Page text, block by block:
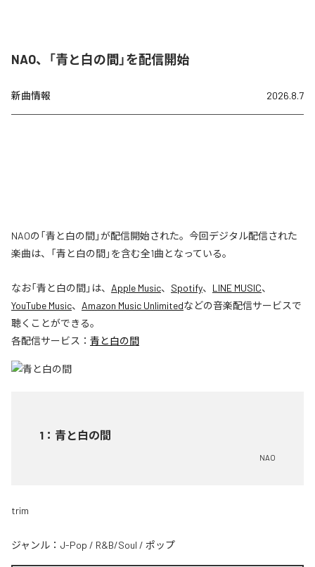
NAO、「青と白の間」を配信開始
新曲情報 2026.8.7
NAOの「青と白の間」が配信開始された。今回デジタル配信された
楽曲は、「青と白の間」を含む全1曲となっている。
なお「青と白の間」は、 Apple Music、 Spotify、 LINE MUSIC、
YouTube Music、 Amazon Music Unlimitedなどの音楽配信サービスで
聴くことができる。
各配信サービス： 青と白の間
1 ： 青と白の間
NAO
trim
ジャンル： J-Pop / R&B/Soul / ポップ